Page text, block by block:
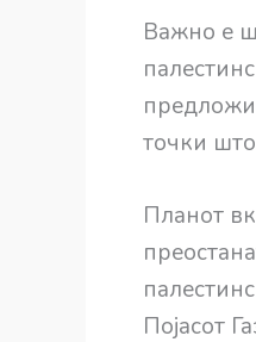
Важно е
точки
Планот
Појасот